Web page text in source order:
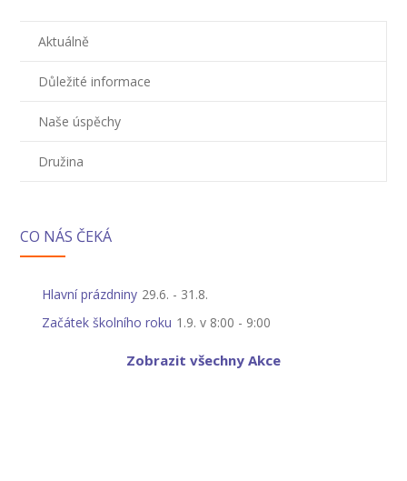
Aktuálně
Důležité informace
Naše úspěchy
Družina
CO NÁS ČEKÁ
Hlavní prázdniny 29.6. - 31.8.
Začátek školního roku 1.9. v 8:00 - 9:00
Zobrazit všechny Akce